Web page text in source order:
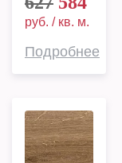
руб. / кв. м.
Подробнее